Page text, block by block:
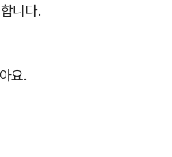
니다.
요.